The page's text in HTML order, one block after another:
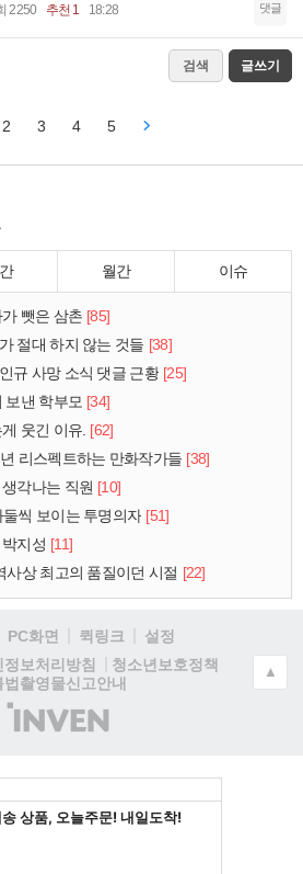
2250 추천 1 18:28 댓글
검색 글쓰기
2 3 4 5
월간 이슈
뺏은 삼촌 [85]
절대 하지 않는 것들 [38]
규 사망 소식 댓글 근황 [25]
보낸 학부모 [34]
웃긴 이유. [62]
리스펙트하는 만화작가들 [38]
각나는 직원 [10]
씩 보이는 투명의자 [51]
지성 [11]
사상 최고의 품질이던 시절 [22]
PC화면 퀵링크
설정
정보처리방침
청소년보호정책
법촬영물신고안내
(주)
인
▲